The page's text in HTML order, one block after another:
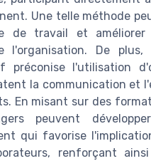
Une telle méthode
de travail et améliorer
l'organisation. De plus,
préconise l'utilisation
la communication et
En misant sur des
peuvent
qui favorise
renforçant